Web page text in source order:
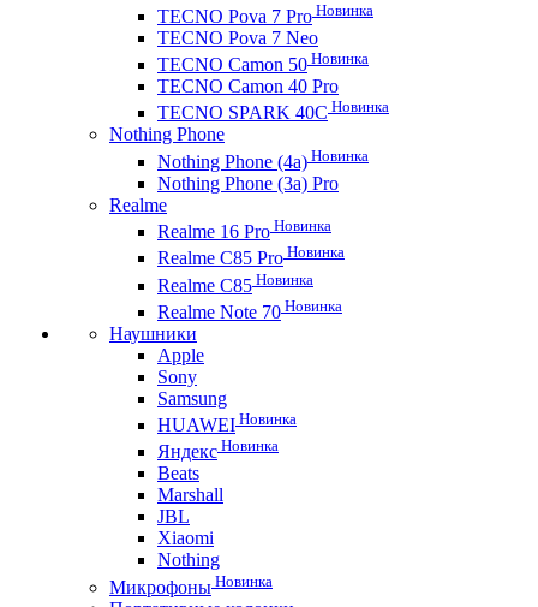
TECNO Pova 7 Pro Новинка
TECNO Pova 7 Neo
TECNO Camon 50 Новинка
TECNO Camon 40 Pro
TECNO SPARK 40C Новинка
Nothing Phone
Nothing Phone (4a) Новинка
Nothing Phone (3a) Pro
Realme
Realme 16 Pro Новинка
Realme C85 Pro Новинка
Realme C85 Новинка
Realme Note 70 Новинка
Наушники
Apple
Sony
Samsung
HUAWEI Новинка
Яндекс Новинка
Beats
Marshall
JBL
Xiaomi
Nothing
Микрофоны Новинка